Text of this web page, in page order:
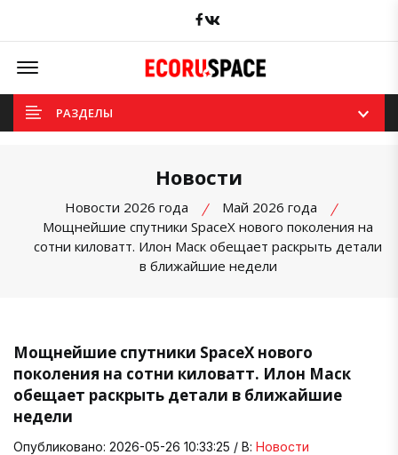
Facebook
Offcanvas Menu Open
РАЗДЕЛЫ
Новости
Новости 2026 года
Май 2026 года
Мощнейшие спутники SpaceX нового поколения на
сотни киловатт. Илон Маск обещает раскрыть детали
в ближайшие недели
Мощнейшие спутники SpaceX нового
поколения на сотни киловатт. Илон Маск
обещает раскрыть детали в ближайшие
недели
Опубликовано: 2026-05-26 10:33:25 / В: Новости